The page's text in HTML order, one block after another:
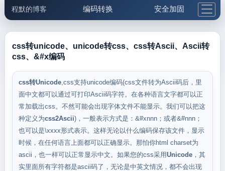
程默的博客 编码转换 安全加固
邮件工具 生活便民 更多工具
css转unicode、unicode转css、css转Ascii、Ascii转
css、&#x编码
css转Unicode,css支持unicode编码(css文件转为Ascii码后，里
面中文都可以通过可打印Ascii码字符。在各种语言文字都可以正
常加载出css。不然可能会出现字体文件不能显示。我们可以把这
种定义为css2Ascii)，一般表示方式是：&#xnnn；或者&#nnn；
也可以是\xxxx形式表示。这样无论以什么编码保存该文件，显示
时候，在任何语言上面都可以正确显示。那怕你html charset为
ascii，也一样可以正常显示中文。如果您的css采用Unicode，其
实里面所有字符都是ascii码了，无论是中英文情况，都不会出现